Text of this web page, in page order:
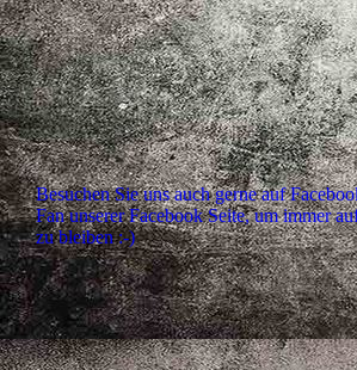
Besuchen Sie uns auch gerne auf
Fan unserer Facebook Seite, um immer
zu bleiben :-)